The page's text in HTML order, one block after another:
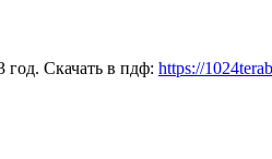
год. Скачать в пдф: https://